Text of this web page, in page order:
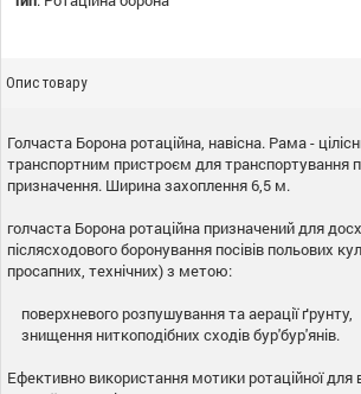
Опис товару
Голчаста Борона ротаційна, навісна. Рама -
транспортним пристроєм для транспортування
призначення. Ширина захоплення 6,5 м.
голчаста Борона ротаційна призначений для
післясходового боронування посівів польових
просапних, технічних) з метою:
поверхневого розпушування та аерації ґрунту,
знищення ниткоподібних сходів бур'бур'янів.
Ефективно використання мотики ротаційної для